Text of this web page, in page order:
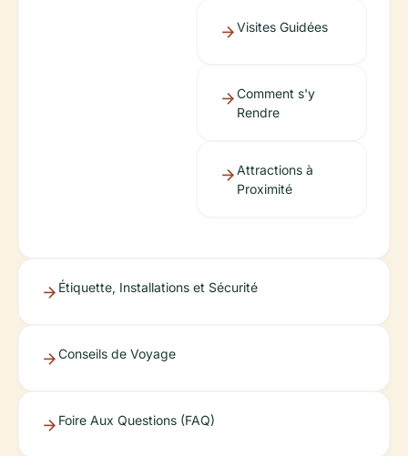
Visites Guidées
Comment s'y
Rendre
Attractions à
Proximité
Étiquette, Installations et Sécurité
Conseils de Voyage
Foire Aux Questions (FAQ)